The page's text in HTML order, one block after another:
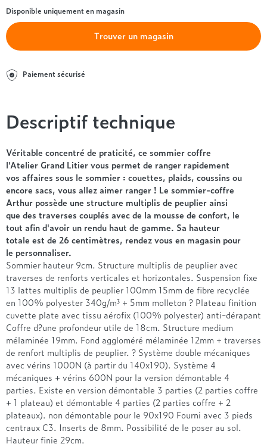
- de 1000€
Entre 1000 et 1500€
+ de 1500€
Nos matelas par marque
André Renault
Beautyrest Luxury
Ergotherm
Grand Litier
Hotel & Lodge
Simmons
Styldecor
Technilat
Tempur
Treca
+ de 1500€
Nos sommiers par prix
- de 1000€
Disponible uniquement en magasin
Trouver un magasin
Paiement sécurisé
Descriptif technique
Véritable concentré de praticité, ce sommier coffre
l'Atelier Grand Litier vous permet de ranger rapidement
vos affaires sous le sommier : couettes, plaids, coussins ou
encore sacs, vous allez aimer ranger ! Le sommier-coffre
Arthur possède une structure multiplis de peuplier ainsi
que des traverses couplés avec de la mousse de confort, le
tout afin d'avoir un rendu haut de gamme. Sa hauteur
totale est de 26 centimètres, rendez vous en magasin pour
le personnaliser.
Sommier hauteur 9cm. Structure multiplis de peuplier avec
traverses de renforts verticales et horizontales. Suspension fixe
13 lattes multiplis de peuplier 100mm 15mm de fibre recyclée
en 100% polyester 340g/m³ + 5mm molleton ? Plateau finition
cuvette plate avec tissu aérofix (100% polyester) anti-dérapant
Coffre d?une profondeur utile de 18cm. Structure medium
mélaminée 19mm. Fond aggloméré mélaminée 12mm + traverses
de renfort multiplis de peuplier. ? Système double mécaniques
avec vérins 1000N (à partir du 140x190). Système 4
mécaniques + vérins 600N pour la version démontable 4
parties. Existe en version démontable 3 parties (2 parties coffre
+ 1 plateau) et démontable 4 parties (2 parties coffre + 2
plateaux). non démontable pour le 90x190 Fourni avec 3 pieds
centraux C3. Inserts de 8mm. Possibilité de le poser au sol.
Hauteur finie 29cm.